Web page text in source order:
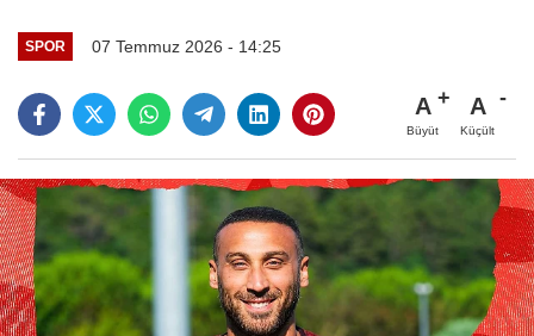
SPOR 07 Temmuz 2026 - 14:25
A
Büyüt
A
Küçült